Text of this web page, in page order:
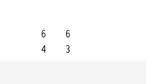
6
4
6
3